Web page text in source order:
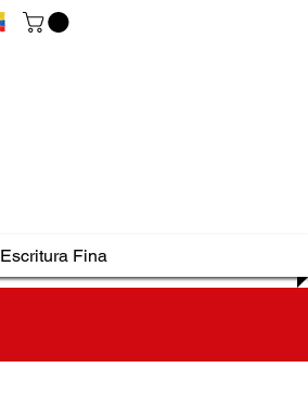
Escritura Fina